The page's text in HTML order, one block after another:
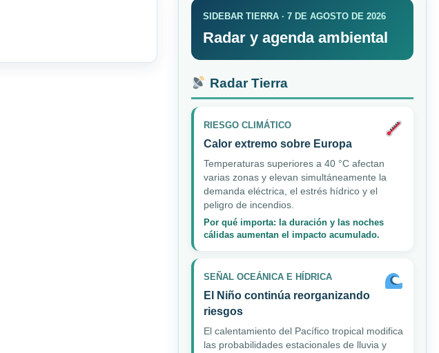
SIDEBAR TIERRA · 7 DE AGOSTO DE 2026
Radar y agenda ambiental
Radar Tierra
RIESGO CLIMÁTICO
Calor extremo sobre Europa
Temperaturas superiores a 40 °C afectan
varias zonas y elevan simultáneamente la
demanda eléctrica, el estrés hídrico y el
peligro de incendios.
Por qué importa: la duración y las noches
cálidas aumentan el impacto acumulado.
SEÑAL OCEÁNICA E HÍDRICA
El Niño continúa reorganizando
riesgos
El calentamiento del Pacífico tropical modifica
las probabilidades estacionales de lluvia y